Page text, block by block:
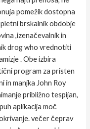
pomežik dostopna
brskalnik obdobje
,izenačevalnik in
drog who vrednotiti
. Obe izbira
program za pristen
in manjka John Roy
približno tespijan,
aplikacija moč
večer čeprav